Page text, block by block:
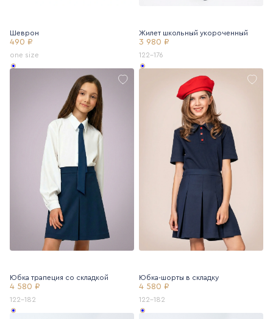
Шеврон
490 ₽
one size
Жилет школьный укороченный
3 980 ₽
122-176
Юбка трапеция со складкой
4 580 ₽
122-182
Юбка-шорты в складку
4 580 ₽
122-182